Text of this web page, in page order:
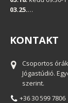
03.25.…
KONTAKT
Csoportos
Jógastúdió.
szerint.
+36 30 599 7806